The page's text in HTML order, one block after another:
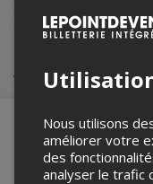
Achat de
Merci de
Nous utilisons
améliorer votre
des
analyser le trafic